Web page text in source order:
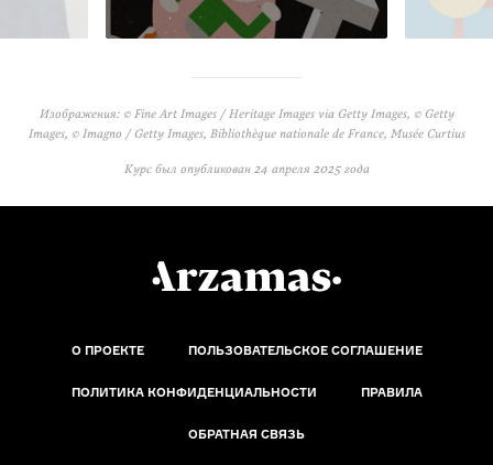
Изображения: © Fine Art Images / Heritage Images via Getty Images, © Getty
Images, © Imagno / Getty Images, Bibliothèque nationale de France, Musée Curtius
Курс был опубликован 24 апреля 2025 года
О ПРОЕКТЕ ПОЛЬЗОВАТЕЛЬСКОЕ СОГЛАШЕНИЕ
ПОЛИТИКА КОНФИДЕНЦИАЛЬНОСТИ ПРАВИЛА
ОБРАТНАЯ СВЯЗЬ